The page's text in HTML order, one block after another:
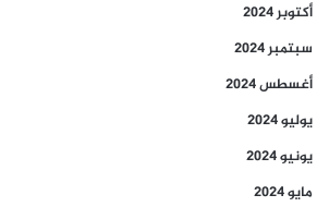
أكتوبر 2024
سبتمبر 2024
أغسطس 2024
يوليو 2024
يونيو 2024
مايو 2024